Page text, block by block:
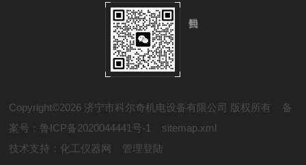
Copyright©2026 济宁市科尔奇机电设备有限公司 版权所有 备
案号：鲁ICP备2020044441号-1
sitemap.xml
技术支持： 化工仪器网 管理登陆